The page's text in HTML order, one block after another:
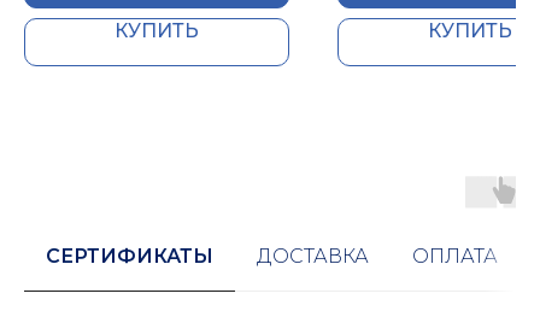
КУПИТЬ КУПИТЬ
СЕРТИФИКАТЫ ДОСТАВКА ОПЛАТА